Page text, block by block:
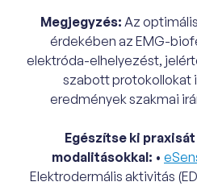
Megjegyzés: Az
érdekében az EMG-
elektróda-elhelyezést,
szabott protokollokat
eredmények szakmai
Egészítse ki
modalitásokkal: •
Elektrodermális aktivitás